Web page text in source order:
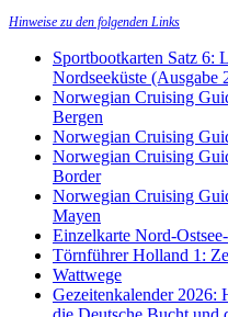
Hinweise zu den folgenden Links
Sportbootkarten Satz 6:
Nordseeküste (Ausgabe
Norwegian Cruising
Bergen
Norwegian Cruising
Norwegian Cruising
Border
Norwegian Cruising
Mayen
Einzelkarte Nord-
Törnführer Holland 1:
Wattwege
Gezeitenkalender 2026: